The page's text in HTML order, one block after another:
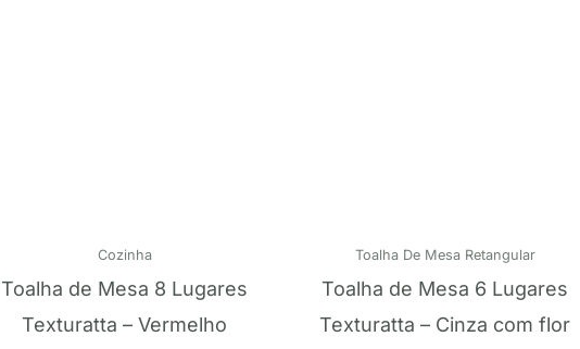
Cozinha
Toalha de Mesa 8 Lugares
Texturatta – Vermelho
Toalha De Mesa Retangular
Toalha de Mesa 6 Lugares
Texturatta – Cinza com flor